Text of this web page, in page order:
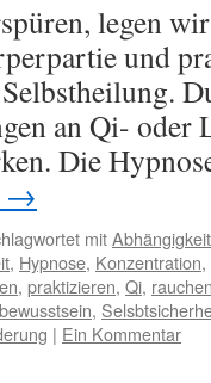
legen
und
an Qi- oder
Die
→
mitAbhängigkeit
, Hypnose, Konzentration,
, praktizieren, Qi,
,
| Ein Kommentar